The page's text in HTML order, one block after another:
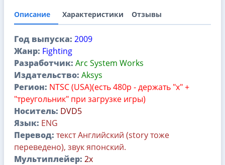
Описание Характеристики Отзывы
Год выпуска: 2009
Жанр: Fighting
Разработчик: Arc System Works
Издательство: Aksys
Регион: NTSC (USA)(есть 480p - держать "х" +
"треугольник" при загрузке игры)
Носитель: DVD5
Язык: ENG
Перевод: текст Английский (story тоже
переведено), звук японский.
Мультиплейер: 2x